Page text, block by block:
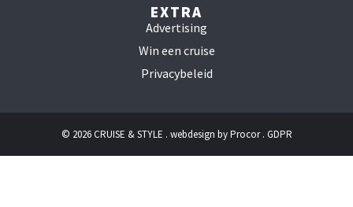
EXTRA
Advertising
Win een cruise
Privacybeleid
© 2026 CRUISE & STYLE . webdesign byProcor. GDPR